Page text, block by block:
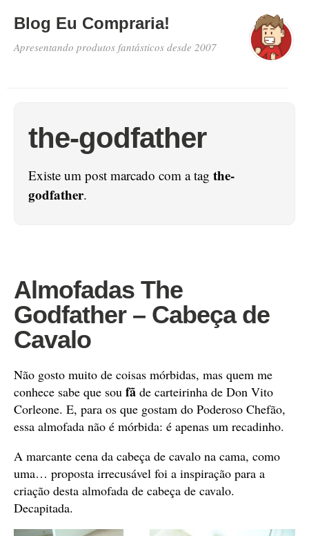
Blog Eu Compraria!
Apresentando produtos fantásticos desde 2007
the-godfather
Existe um post marcado com a tag the-
godfather.
Almofadas The
Godfather – Cabeça de
Cavalo
Não gosto muito de coisas mórbidas, mas quem me
conhece sabe que sou fã de carteirinha de Don Vito
Corleone. E, para os que gostam do Poderoso Chefão,
essa almofada não é mórbida: é apenas um recadinho.
A marcante cena da cabeça de cavalo na cama, como
uma… proposta irrecusável foi a inspiração para a
criação desta almofada de cabeça de cavalo.
Decapitada.